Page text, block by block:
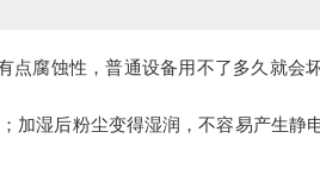
点腐蚀性，普通设备用不了多久就会
湿后粉尘变得湿润，不容易产生静